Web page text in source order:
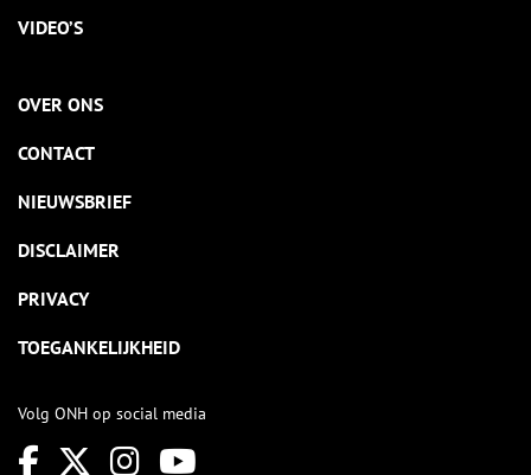
VIDEO’S
OVER ONS
CONTACT
NIEUWSBRIEF
DISCLAIMER
PRIVACY
TOEGANKELIJKHEID
Volg ONH op social media